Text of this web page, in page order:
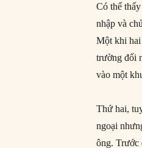
Có thể
nhập và
Một khi hai
trường đối
vào một
Thứ hai,
ngoại
ông. Trước